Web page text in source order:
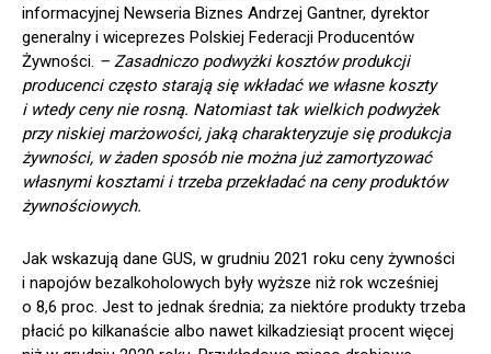
informacyjnej Newseria Biznes Andrzej Gantner, dyrektor
generalny i wiceprezes Polskiej Federacji Producentów
Żywności. – Zasadniczo podwyżki kosztów produkcji
producenci często starają się wkładać we własne koszty
i wtedy ceny nie rosną. Natomiast tak wielkich podwyżek
przy niskiej marżowości, jaką charakteryzuje się produkcja
żywności, w żaden sposób nie można już zamortyzować
własnymi kosztami i trzeba przekładać na ceny produktów
żywnościowych.
Jak wskazują dane GUS, w grudniu 2021 roku ceny żywności
i napojów bezalkoholowych były wyższe niż rok wcześniej
o 8,6 proc. Jest to jednak średnia; za niektóre produkty trzeba
płacić po kilkanaście albo nawet kilkadziesiąt procent więcej